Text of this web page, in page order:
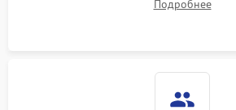
1000 ₽
1800 ₽
считывание кодов ошибок с
Подробнее